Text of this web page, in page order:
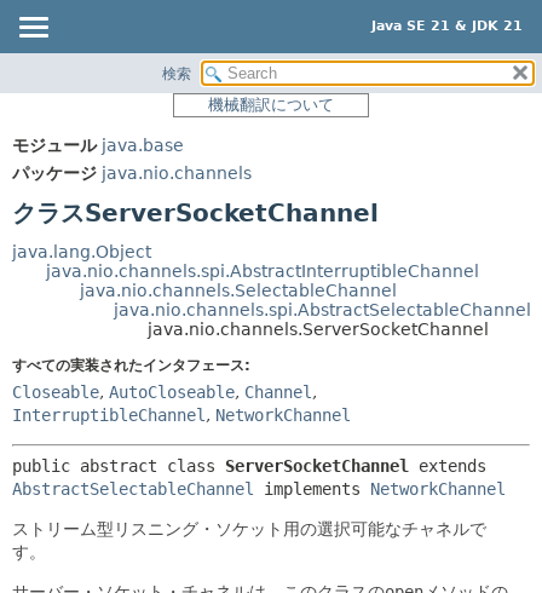
Java SE 21 & JDK 21
パッケージ
使用
ツリー
プレビュー
非推奨
索引
サマリー:
ネスト済
メソッド
詳細:
フィールド
検索
機械翻訳について
モジュール java.base
パッケージ java.nio.channels
クラスServerSocketChannel
java.lang.Object
java.nio.channels.spi.AbstractInterruptibleChannel
java.nio.channels.SelectableChannel
java.nio.channels.spi.AbstractSelectableChannel
java.nio.channels.ServerSocketChannel
すべての実装されたインタフェース:
Closeable, AutoCloseable, Channel ,
InterruptibleChannel , NetworkChannel
public abstract class ServerSocketChannel
AbstractSelectableChannel
implements NetworkChannel
ストリーム型リスニング・ソケット用の選択可能なチャネルで
す。